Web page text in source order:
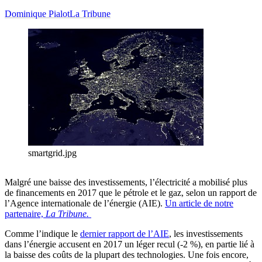
Dominique PialotLa Tribune
smartgrid.jpg
Malgré une baisse des investissements, l’électricité a mobilisé plus
de financements en 2017 que le pétrole et le gaz, selon un rapport de
l’Agence internationale de l’énergie (AIE). Un article de notre
partenaire, La Tribune.
Comme l’indique le dernier rapport de l’AIE, les investissements
dans l’énergie accusent en 2017 un léger recul (-2 %), en partie lié à
la baisse des coûts de la plupart des technologies. Une fois encore,